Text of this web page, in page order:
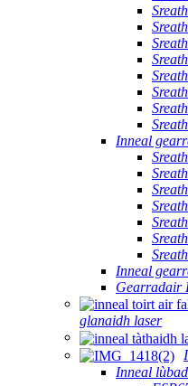
Inneal
Inneal
Gearradair
glanaidh laser
Inneal